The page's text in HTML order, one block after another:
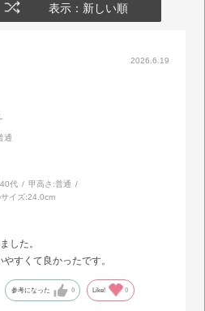
表示：新しい順
2026.6.19
通
40代 甲高さ:普通
イズ:24.0cm
した。
すくて良かったです。
参考になった 0 Like! 0